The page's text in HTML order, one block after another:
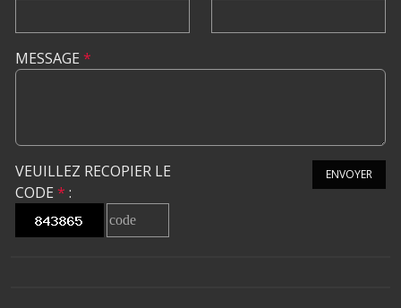
MESSAGE *
VEUILLEZ RECOPIER LE
CODE * :
ENVOYER